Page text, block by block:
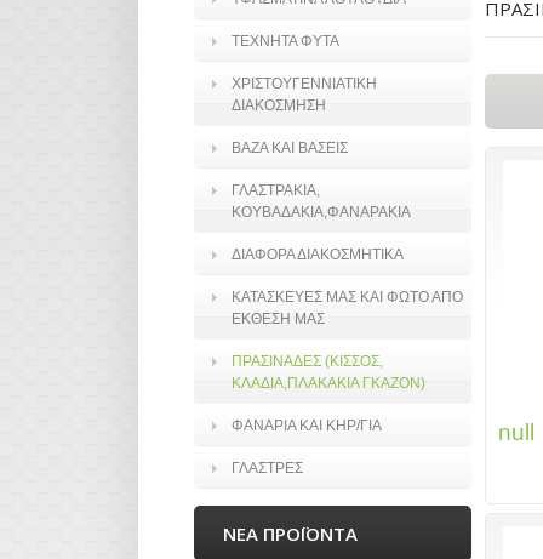
ΤΕΧΝΗΤΑ ΦΥΤΑ
ΧΡΙΣΤΟΥΓΕΝΝΙΑΤΙΚΗ
ΔΙΑΚΟΣΜΗΣΗ
ΒΑΖΑ ΚΑΙ ΒΑΣΕΙΣ
ΓΛΑΣΤΡΑΚΙΑ,
ΚΟΥΒΑΔΑΚΙΑ,ΦΑΝΑΡΑΚΙΑ
ΔΙΑΦΟΡΑ ΔΙΑΚΟΣΜΗΤΙΚΑ
ΚΑΤΑΣΚΕΥΕΣ ΜΑΣ ΚΑΙ ΦΩΤΟ ΑΠΟ
ΕΚΘΕΣΗ ΜΑΣ
ΠΡΑΣΙΝΑΔΕΣ (ΚΙΣΣΟΣ,
ΚΛΑΔΙΑ,ΠΛΑΚΑΚΙΑ ΓΚΑΖΟΝ)
ΦΑΝΑΡΙΑ ΚΑΙ ΚΗΡ/ΓΙΑ
ΓΛΑΣΤΡΕΣ
ΝΕΑ ΠΡΟΪΟΝΤΑ
null